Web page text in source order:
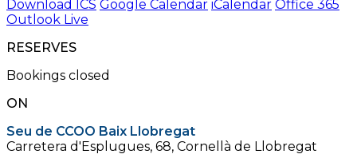
Download ICS Google Calendar iCalendar Office 365
Outlook Live
RESERVES
Bookings closed
ON
Seu de CCOO Baix Llobregat
Carretera d'Esplugues, 68, Cornellà de Llobregat